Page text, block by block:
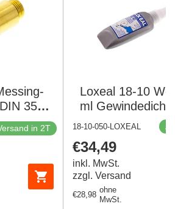
3523
in 2T
Loxeal 18-10
ml
18-10-050-LOXEAL
Regulärer
Preis
€34,49
inkl. MwSt.
zzgl. Versand
Regulärer
€28,98
ohne
MwSt.